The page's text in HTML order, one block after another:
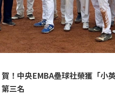
賀！中央EMBA壘球社榮獲「小英
第三名